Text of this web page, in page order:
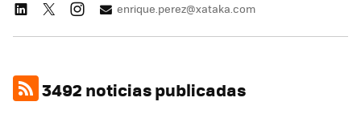
enrique.perez@xataka.com
3492 noticias publicadas